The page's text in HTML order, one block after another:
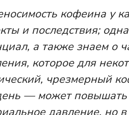
кофеина у
и последствия;
а также знаем о
которое для
чрезмерный
— может повышать